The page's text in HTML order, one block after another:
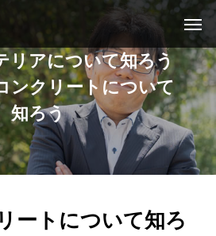
リアについて知ろう
ンクリート について
知ろう
ートについて知ろ